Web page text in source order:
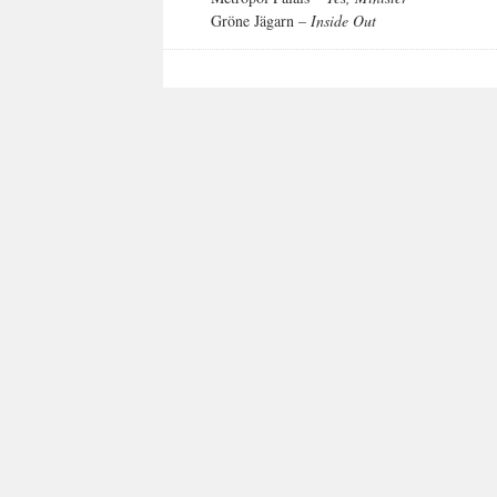
Gröne Jägarn –Inside Out